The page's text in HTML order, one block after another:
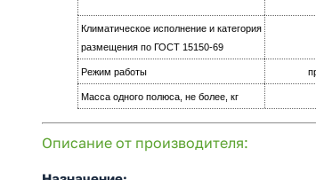
Климатическое исполнение и категория
размещения по ГОСТ 15150-69
Режим работы
Масса одного полюса, не более, кг
Описание от производителя: